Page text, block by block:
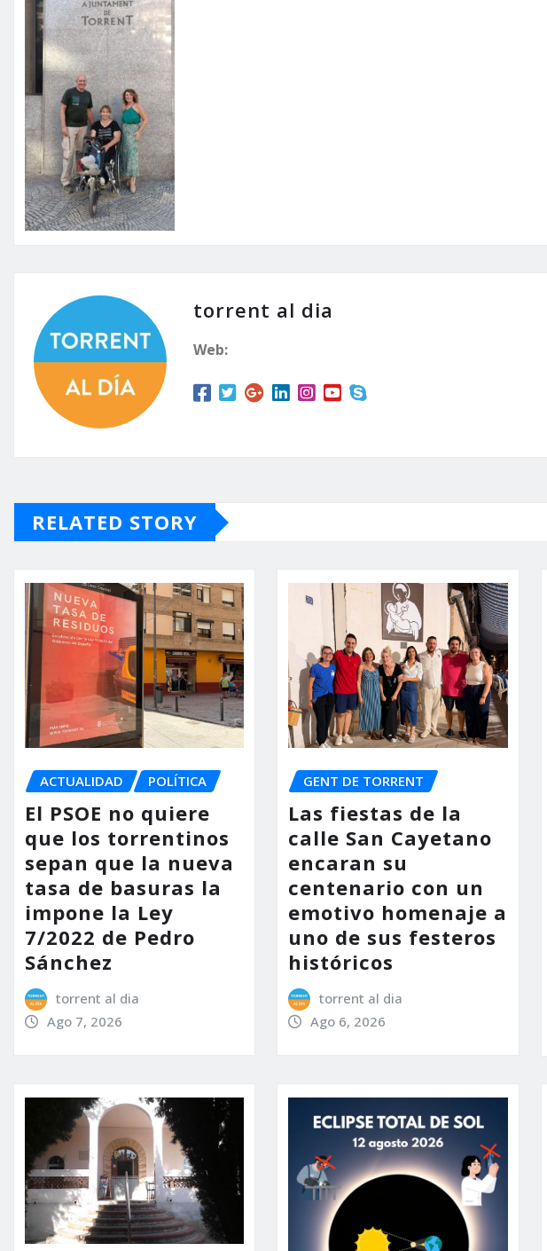
torrent al dia
Web:
RELATED STORY
ACTUALIDAD POLÍTICA
El PSOE no quiere
que los torrentinos
sepan que la nueva
tasa de basuras la
impone la Ley
7/2022 de Pedro
Sánchez
torrent al dia
Ago 7, 2026
GENT DE TORRENT
Las fiestas de la
calle San Cayetano
encaran su
centenario con un
emotivo homenaje a
uno de sus festeros
históricos
torrent al dia
Ago 6, 2026